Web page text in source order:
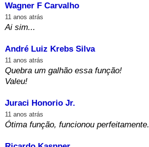
Wagner F Carvalho
11 anos atrás
Ai sim...
André Luiz Krebs Silva
11 anos atrás
Quebra um galhão essa função!
Valeu!
Juraci Honorio Jr.
11 anos atrás
Ótima função, funcionou perfeitamente.